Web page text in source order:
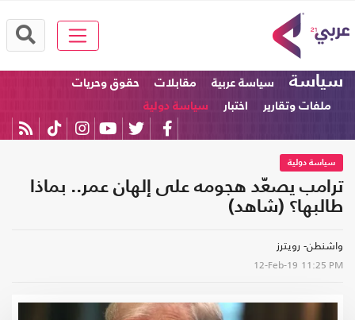
سياسة سياسة عربية مقابلات
حقوق وحريات
ملفات وتقارير
اختبار سياسة دولية
سياسة دولية
ترامب يصعّد هجومه على إلهان عمر.. بماذا
طالبها؟ (شاهد)
واشنطن- رويترز
12-Feb-19 11:25 PM